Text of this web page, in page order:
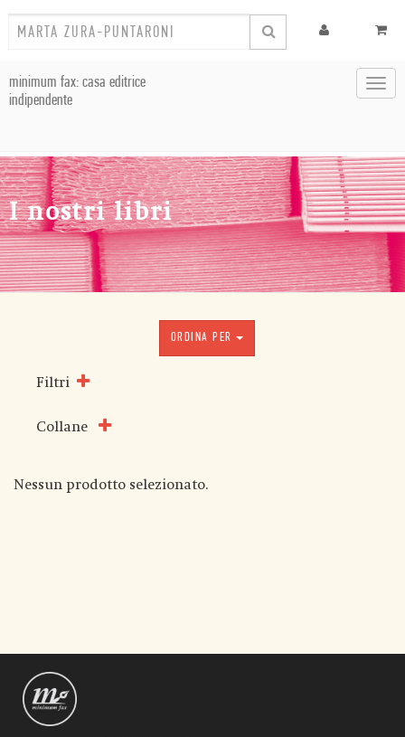
minimum fax: casa editrice
indipendente
I nostri libri
ORDINA PER
Filtri
Collane
Nessun prodotto selezionato.